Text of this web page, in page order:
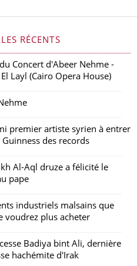
RÉCENTS
Concert d'Abeer Nehme -
Layl (Cairo Opera House)
premier artiste syrien à entrer
des records
Al-Aql druze a félicité le
pape
industriels malsains que
voudrez plus acheter
Badiya bint Ali, dernière
hachémite d'Irak